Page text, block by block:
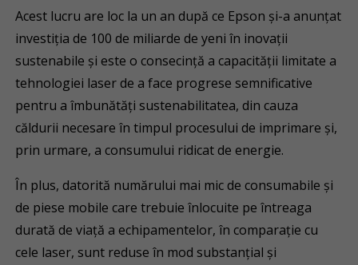
Acest lucru are loc la un an după ce Epson și-a anunțat
investiția de 100 de miliarde de yeni în inovații
sustenabile și este o consecință a capacității limitate a
tehnologiei laser de a face progrese semnificative
pentru a îmbunătăți sustenabilitatea, din cauza
căldurii necesare în timpul procesului de imprimare și,
prin urmare, a consumului ridicat de energie.
În plus, datorită numărului mai mic de consumabile și
de piese mobile care trebuie înlocuite pe întreaga
durată de viață a echipamentelor, în comparație cu
cele laser, sunt reduse în mod substanțial și